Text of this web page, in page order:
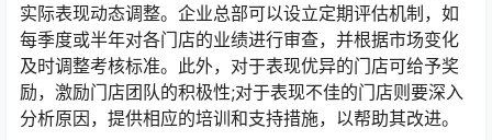
实际表现动态调整。企业总部可以设立定期评估机制，如
每季度或半年对各门店的业绩进行审查，并根据市场变化
及时调整考核标准。此外，对于表现优异的门店可给予奖
励，激励门店团队的积极性;对于表现不佳的门店则要深入
分析原因，提供相应的培训和支持措施，以帮助其改进。